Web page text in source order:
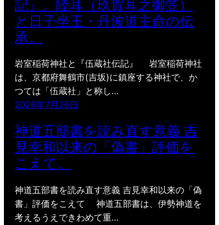
記』。陸耳（玖賀耳之御笠）
と日子坐王・丹波道主命の伝
承。
岩室稲荷神社と『伍蔵社伝記』 岩室稲荷神社
は、京都府舞鶴市(吉坂)に鎮座する神社で、か
つては「伍蔵社」と称し…
2026年7月26日
神道五部書を読み直す意義 吉
見幸和以来の「偽書」評価を
こえて。
神道五部書を読み直す意義 吉見幸和以来の「偽
書」評価をこえて 神道五部書は、伊勢神道を
考えるうえできわめて重…